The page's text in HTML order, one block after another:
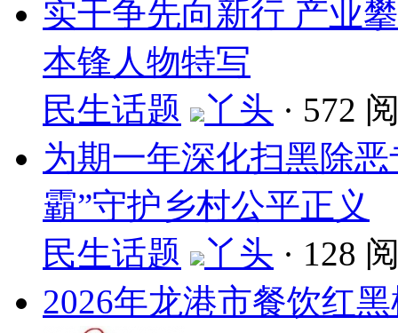
实干争先向新行 产业
本锋人物特写
民生话题
丫头 · 572
为期一年深化扫黑除
霸”守护乡村公平正义
民生话题
丫头 · 128
2026年龙港市餐饮红